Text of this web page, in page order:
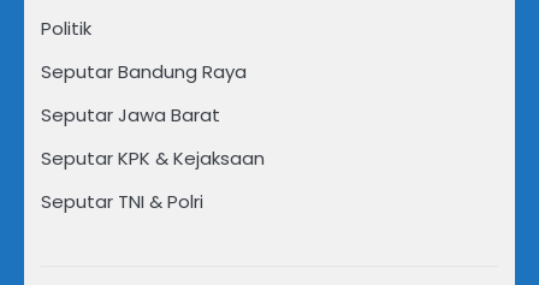
Politik
Seputar Bandung Raya
Seputar Jawa Barat
Seputar KPK & Kejaksaan
Seputar TNI & Polri